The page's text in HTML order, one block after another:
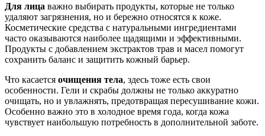
Для лица важно выбирать продукты, которые не только
удаляют загрязнения, но и бережно относятся к коже.
Косметические средства с натуральными ингредиентами
часто оказываются наиболее щадящими и эффективными.
Продукты с добавлением экстрактов трав и масел помогут
сохранить баланс и защитить кожный барьер.
Что касается очищения тела, здесь тоже есть свои
особенности. Гели и скрабы должны не только аккуратно
очищать, но и увлажнять, предотвращая пересушивание кожи.
Особенно важно это в холодное время года, когда кожа
чувствует наибольшую потребность в дополнительной заботе.